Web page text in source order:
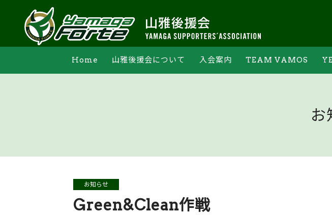
Home 山雅後援会について 入会案内 TEAM VAMOS
お
お知らせ
Green&Clean作戦